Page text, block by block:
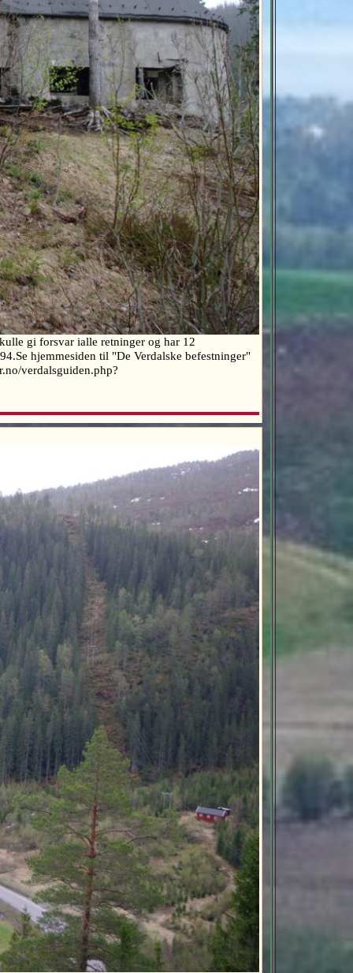
gi forsvar ialle retninger og har 12
hjemmesiden til "De Verdalske befestninger"
verdalsguiden.php?